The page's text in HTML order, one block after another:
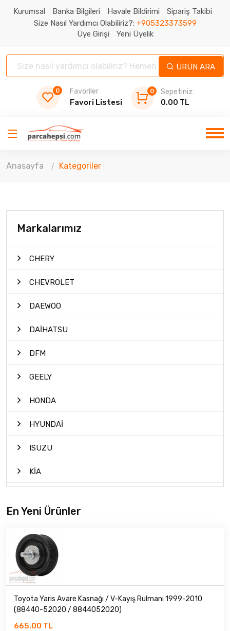
Kurumsal Banka Bilgileri Havale Bildirimi
Sipariş Takibi
Size Nasıl Yardımcı Olabiliriz?: +905323373599
Üye Girişi
Yeni Üyelik
ÜRÜN ARA
0 Favoriler
Favori Listesi
0
Sepetiniz:
0.00 TL
Anasayfa Kategoriler
Markalarımız
CHERY
CHEVROLET
DAEWOO
DAİHATSU
DFM
GEELY
HONDA
HYUNDAİ
ISUZU
KİA
NİSSAN
PROTON
SANGYONG
En Yeni Ürünler
Toyota Yaris Avare Kasnağı / V-Kayış Rulmanı 1999-2010
(88440-52020 / 8844052020)
665.00 TL